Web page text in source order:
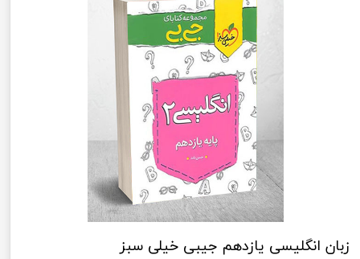
زبان انگلیسی یازدهم جیبی خیلی سبز